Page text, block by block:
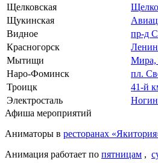
Щелковская
Щукинская
Видное
пр-д
Красногорск
Мытищи
Мира,
Наро-Фоминск
пл.
Троицк
41-й
Электросталь
Афиша мероприятий
Аниматоры в ресторанах
Анимация работает по пятницам ,